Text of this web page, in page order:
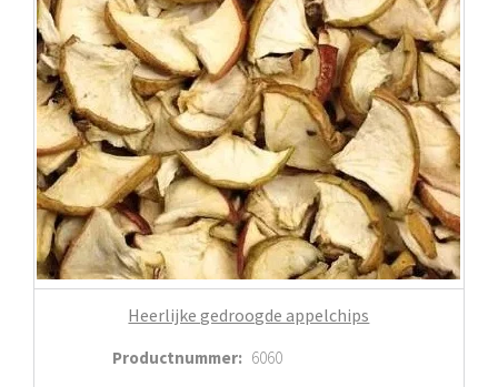
Heerlijke gedroogde appelchips
Productnummer: 6060